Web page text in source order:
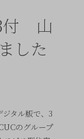
付 山
した
タル版で、3
のグループ